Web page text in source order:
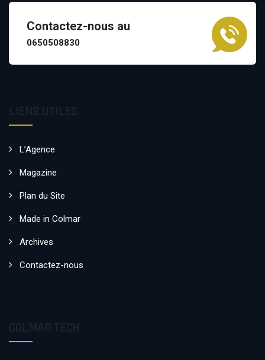
Contactez-nous au
0650508830
L’Agence
Magazine
Plan du Site
Made in Colmar
Archives
Contactez-nous